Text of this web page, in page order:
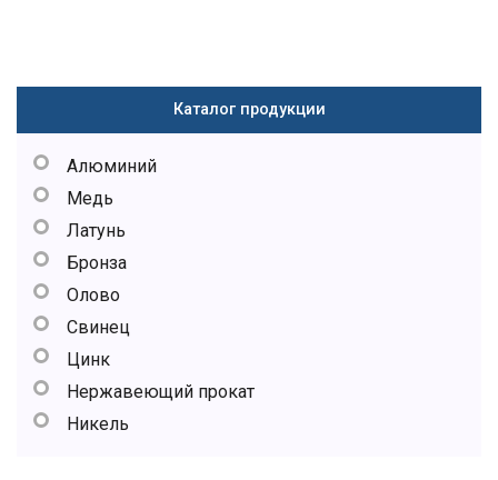
Каталог продукции
Алюминий
Медь
Латунь
Бронза
Олово
Свинец
Цинк
Нержавеющий прокат
Никель